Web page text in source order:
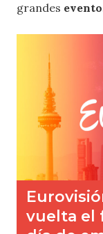
grandes